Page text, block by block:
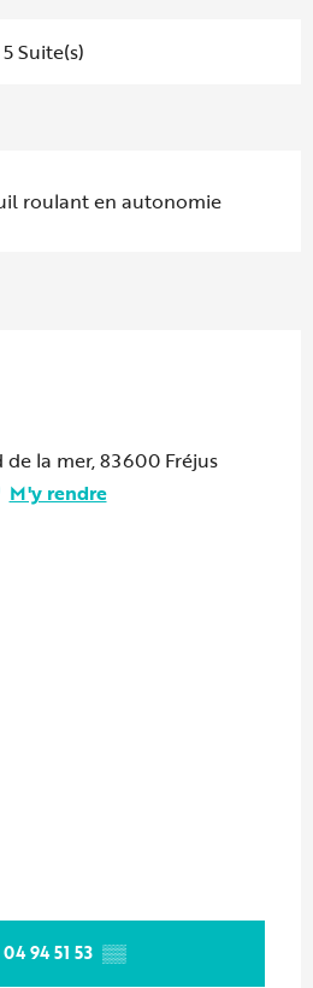
5 Suite(s)
roulant en autonomie
la mer, 83600 Fréjus
M'y rendre
04 94 51 53 ▒▒